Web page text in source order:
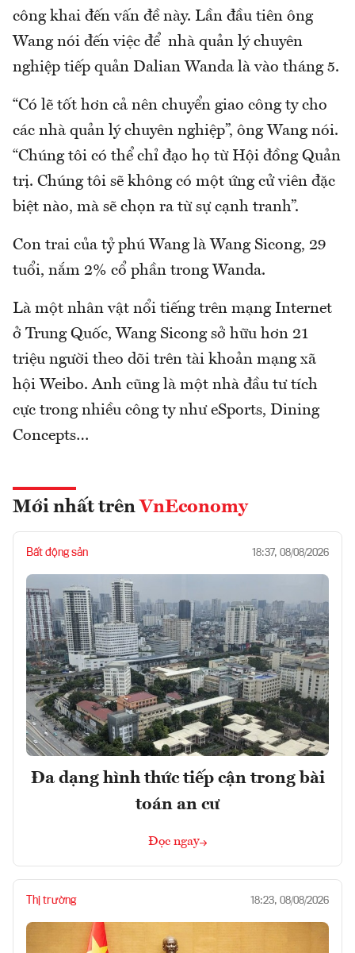
công khai đến vấn đề này. Lần đầu tiên ông
Wang nói đến việc để nhà quản lý chuyên
nghiệp tiếp quản Dalian Wanda là vào tháng 5.
“Có lẽ tốt hơn cả nên chuyển giao công ty cho
các nhà quản lý chuyên nghiệp”, ông Wang nói.
“Chúng tôi có thể chỉ đạo họ từ Hội đồng Quản
trị. Chúng tôi sẽ không có một ứng cử viên đặc
biệt nào, mà sẽ chọn ra từ sự cạnh tranh”.
Con trai của tỷ phú Wang là Wang Sicong, 29
tuổi, nắm 2% cổ phần trong Wanda.
Là một nhân vật nổi tiếng trên mạng Internet
ở Trung Quốc, Wang Sicong sở hữu hơn 21
triệu người theo dõi trên tài khoản mạng xã
hội Weibo. Anh cũng là một nhà đầu tư tích
cực trong nhiều công ty như eSports, Dining
Concepts…
Mới nhất trên VnEconomy
Bất động sản 18:37, 08/08/2026
Đa dạng hình thức tiếp cận trong bài
toán an cư
Đọc ngay
Thị trường 18:23, 08/08/2026